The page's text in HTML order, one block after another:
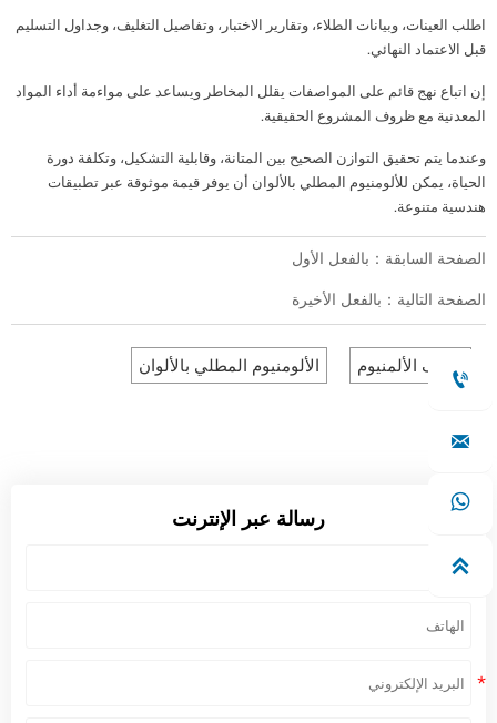
اطلب العينات، وبيانات الطلاء، وتقارير الاختبار، وتفاصيل التغليف، وجداول التسليم
قبل الاعتماد النهائي.
إن اتباع نهج قائم على المواصفات يقلل المخاطر ويساعد على مواءمة أداء المواد
المعدنية مع ظروف المشروع الحقيقية.
وعندما يتم تحقيق التوازن الصحيح بين المتانة، وقابلية التشكيل، وتكلفة دورة
الحياة، يمكن للألومنيوم المطلي بالألوان أن يوفر قيمة موثوقة عبر تطبيقات
هندسية متنوعة.
الصفحة السابقة：بالفعل الأول
الصفحة التالية：بالفعل الأخيرة
لفائف الألمنيوم الألومنيوم المطلي بالألوان
رسالة عبر الإنترنت



